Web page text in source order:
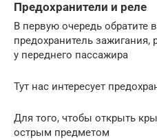
Предохранители и реле
В первую очередь обратите
предохранитель
у переднего пассажира
Тут нас интересует
Для того, чтобы открыть
острым предметом